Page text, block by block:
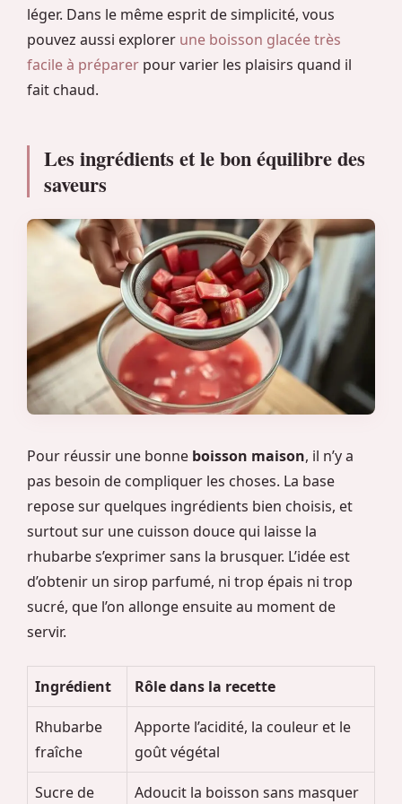
léger. Dans le même esprit de simplicité, vous
pouvez aussi explorer une boisson glacée très
facile à préparer pour varier les plaisirs quand il
fait chaud.
Les ingrédients et le bon équilibre des
saveurs
Pour réussir une bonne boisson maison, il n’y a
pas besoin de compliquer les choses. La base
repose sur quelques ingrédients bien choisis, et
surtout sur une cuisson douce qui laisse la
rhubarbe s’exprimer sans la brusquer. L’idée est
d’obtenir un sirop parfumé, ni trop épais ni trop
sucré, que l’on allonge ensuite au moment de
servir.
Ingrédient Rôle dans la recette
Rhubarbe
fraîche
Apporte l’acidité, la couleur et le
goût végétal
Sucre de
Adoucit la boisson sans masquer